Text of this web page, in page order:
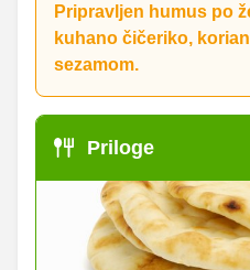
Pripravljen humus po
kuhano čičeriko,
sezamom.
Priloge